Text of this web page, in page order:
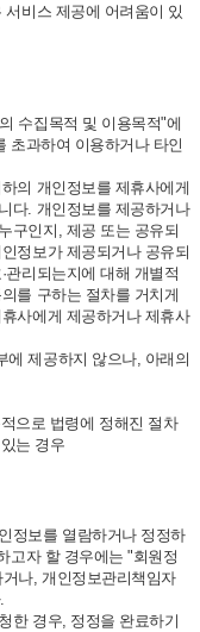
비스 제공에 어려움이 있
수집목적 및 이용목적"에
초과하여 이용하거나 타인
의 개인정보를 제휴사에게
다. 개인정보를 제공하거나
구인지, 제공 또는 공유되
정보가 제공되거나 공유되
관리되는지에 대해 개별적
를 구하는 절차를 거치게
사에게 제공하거나 제휴사
에 제공하지 않으나, 아래의
으로 법령에 정해진 절차
는 경우
정보를 열람하거나 정정하
고자 할 경우에는 "회원정
나, 개인정보관리책임자
한 경우, 정정을 완료하기